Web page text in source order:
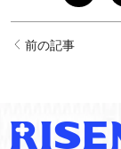
前の記事